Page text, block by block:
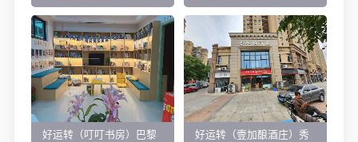
好运转（叮叮书房）巴黎 好运转（壹加酿酒庄）秀